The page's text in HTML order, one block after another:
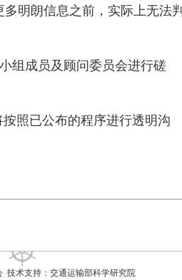
明朗信息之前，实际上无法
组成员及顾问委员会进行磋
照已公布的程序进行透明沟
技术支持：交通运输部科学研究院